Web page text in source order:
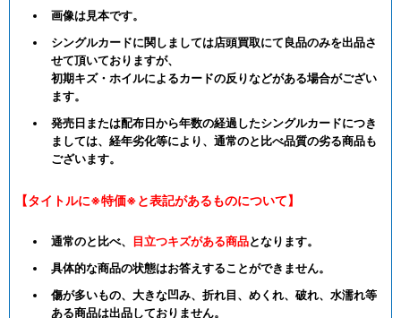
画像は見本です。
シングルカードに関しましては店頭買取にて良品のみを出品さ
せて頂いておりますが、
初期キズ・ホイルによるカードの反りなどがある場合がござい
ます。
発売日または配布日から年数の経過したシングルカードにつき
ましては、経年劣化等により、通常のと比べ品質の劣る商品も
ございます。
【タイトルに※特価※と表記があるものについて】
通常のと比べ、 目立つキズがある商品となります。
具体的な商品の状態はお答えすることができません。
傷が多いもの、大きな凹み、折れ目、めくれ、破れ、水濡れ等
ある商品は出品しておりません。